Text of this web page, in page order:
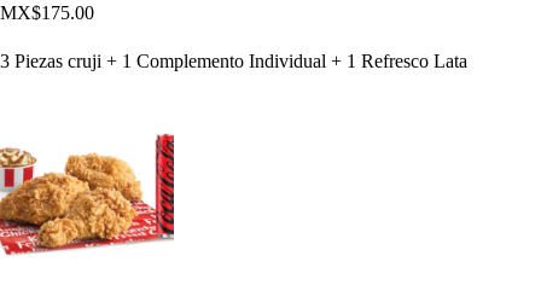
MX$175.00
3 Piezas cruji + 1 Complemento Individual + 1 Refresco Lata